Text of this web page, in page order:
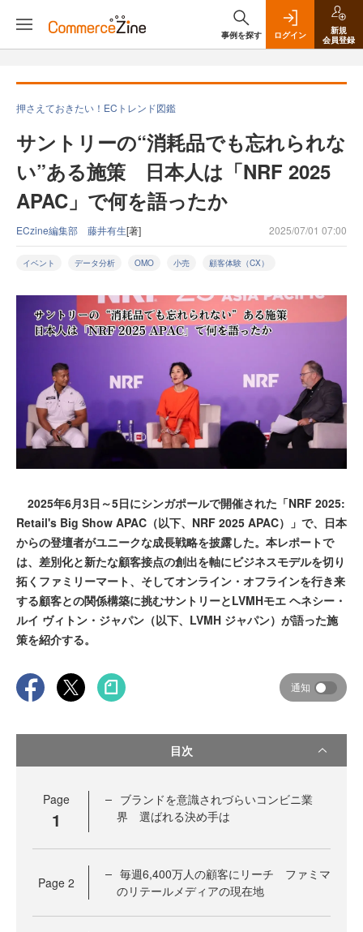
事例を探す ログイン
新規
会員登録
押さえておきたい！ECトレンド図鑑
サントリーの“消耗品でも忘れられな
い”ある施策 日本人は「NRF 2025
APAC」で何を語ったか
ECzine編集部 藤井有生[著] 2025/07/01 07:00
イベント データ分析 OMO 小売 顧客体験（CX）
2025年6月3日～5日にシンガポールで開催された「NRF 2025:
Retail's Big Show APAC（以下、NRF 2025 APAC）」で、日本
からの登壇者がユニークな成長戦略を披露した。本レポートで
は、差別化と新たな顧客接点の創出を軸にビジネスモデルを切り
拓くファミリーマート、そしてオンライン・オフラインを行き来
する顧客との関係構築に挑むサントリーとLVMHモエ ヘネシー・
ルイ ヴィトン・ジャパン（以下、LVMH ジャパン）が語った施
策を紹介する。
通知
目次
Page
1
ブランドを意識されづらいコンビニ業
界 選ばれる決め手は
Page 2
毎週6,400万人の顧客にリーチ ファミマ
のリテールメディアの現在地